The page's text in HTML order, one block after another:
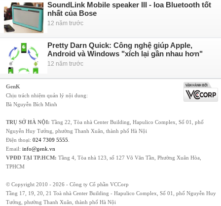
SoundLink Mobile speaker III - loa Bluetooth tốt
nhất của Bose
12 năm trước
Pretty Darn Quick: Công nghệ giúp Apple,
Android và Windows "xích lại gần nhau hơn"
12 năm trước
GenK
Chịu trách nhiệm quản lý nội dung:
Bà Nguyễn Bích Minh
TRỤ SỞ HÀ NỘI: Tầng 22, Tòa nhà Center Building, Hapulico Complex, Số 01, phố
Nguyễn Huy Tưởng, phường Thanh Xuân, thành phố Hà Nội
Điện thoại: 024 7309 5555
Email: info@genk.vn
VPĐD TẠI TP.HCM: Tầng 4, Tòa nhà 123, số 127 Võ Văn Tần, Phường Xuân Hòa,
TPHCM
© Copyright 2010 - 2026 - Công ty Cổ phần VCCorp
Tầng 17, 19, 20, 21 Toà nhà Center Building - Hapulico Complex, Số 01, phố Nguyễn Huy
Tưởng, phường Thanh Xuân, thành phố Hà Nội